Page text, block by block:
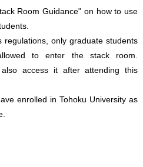
Room Guidance" on how to use
regulations, only graduate students
to enter the stack room.
access it after attending this
enrolled in Tohoku University as